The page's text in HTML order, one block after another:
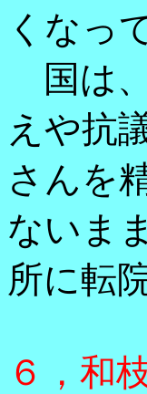
くなっ
国は
えや抗
さんを
ないま
所に転
６，和